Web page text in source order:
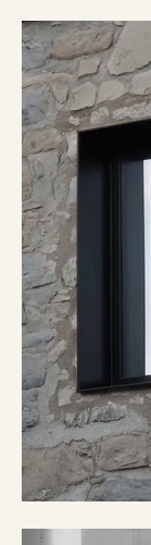
desdibujando los
El protagonista es
de naturaleza.
La intervención
minimalista,
cobra sentido
Se busca generar
El silencio, el
asegurados.